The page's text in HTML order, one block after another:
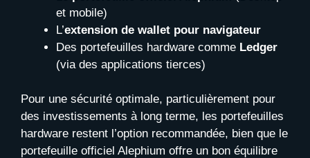
et mobile)
L’extension de wallet pour navigateur
Des portefeuilles hardware comme Ledger
(via des applications tierces)
Pour une sécurité optimale, particulièrement pour
des investissements à long terme, les portefeuilles
hardware restent l’option recommandée, bien que le
portefeuille officiel Alephium offre un bon équilibre